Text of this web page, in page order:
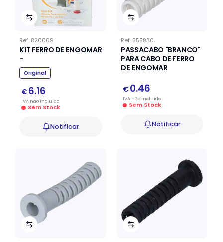
Ref. 820009
KIT FERRO DE ENGOMAR
-
Original
€ 6.16
IVA nãoincluído
Sem Stock
Notificar
Ref. 558830
PASSACABO "BRANCO"
PARA CABO DE FERRO
DE ENGOMAR
€ 0.46
IVA nãoincluído
Sem Stock
Notificar